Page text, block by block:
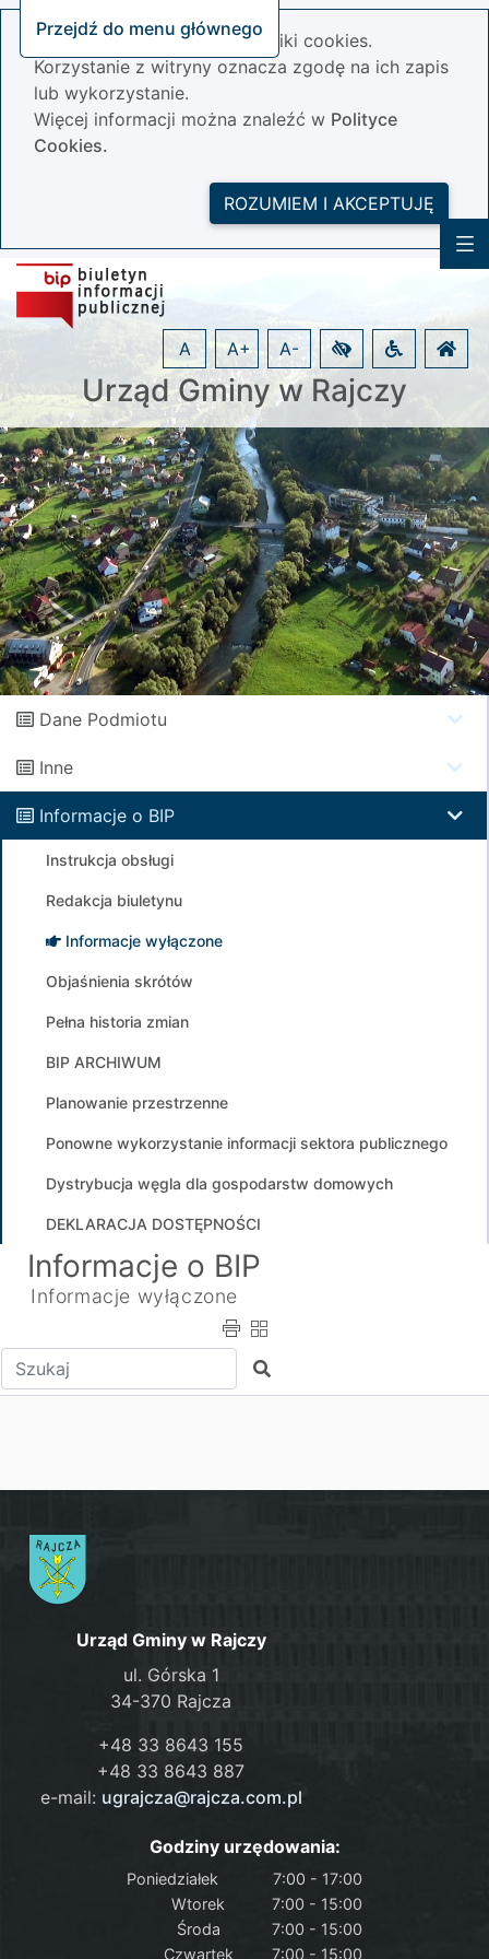
Przejdź do menu głównego
Nasza strona wykorzystuje pliki cookies.
Korzystanie z witryny oznacza zgodę na ich zapis
lub wykorzystanie.
Więcej informacji można znaleźć w Polityce
Cookies.
ROZUMIEM I AKCEPTUJĘ
Urząd Gminy w Rajczy
A A+ A-
Dane Podmiotu
Inne
Informacje o BIP
Instrukcja obsługi
Redakcja biuletynu
Informacje wyłączone
Objaśnienia skrótów
Pełna historia zmian
BIP ARCHIWUM
Planowanie przestrzenne
Ponowne wykorzystanie informacji sektora publicznego
Dystrybucja węgla dla gospodarstw domowych
DEKLARACJA DOSTĘPNOŚCI
Informacje o BIP
Informacje wyłączone
Wpisz tekst do wyszukania Szukaj
Urząd Gminy w Rajczy
ul. Górska 1
34-370 Rajcza
+48 33 8643 155
+48 33 8643 887
e-mail: ugrajcza@rajcza.com.pl
Godziny urzędowania:
Poniedziałek
7:00 - 17:00
Wtorek
7:00 - 15:00
Środa
7:00 - 15:00
Czwartek
7:00 - 15:00